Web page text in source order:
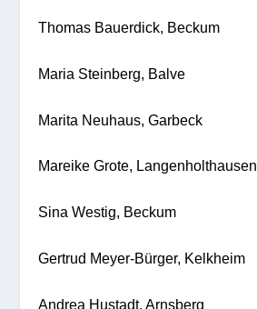
Thomas Bauerdick, Beckum
Maria Steinberg, Balve
Marita Neuhaus, Garbeck
Mareike Grote, Langenholthausen
Sina Westig, Beckum
Gertrud Meyer-Bürger, Kelkheim
Andrea Hustadt, Arnsberg